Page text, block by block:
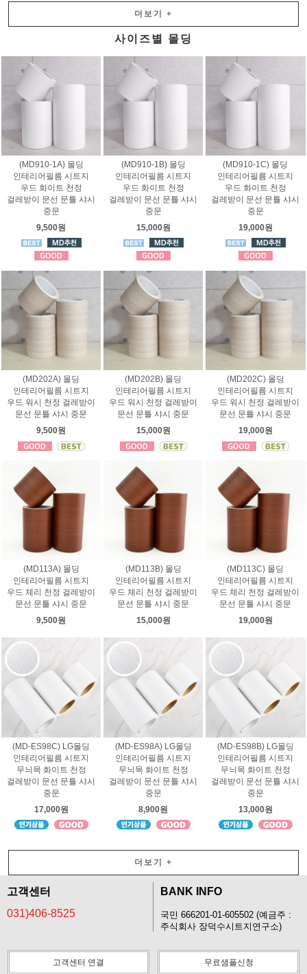
더보기 +
사이즈별 몰딩
(MD910-1A) 몰딩
인테리어필름 시트지
우드 화이트 천정
걸레받이 문선 문틀 샤시
중문
9,500원
(MD910-1B) 몰딩
인테리어필름 시트지
우드 화이트 천정
걸레받이 문선 문틀 샤시
중문
15,000원
(MD910-1C) 몰딩
인테리어필름 시트지
우드 화이트 천정
걸레받이 문선 문틀 샤시
중문
19,000원
(MD202A) 몰딩
인테리어필름 시트지
우드 워시 천정 걸레받이
문선 문틀 샤시 중문
9,500원
(MD202B) 몰딩
인테리어필름 시트지
우드 워시 천정 걸레받이
문선 문틀 샤시 중문
15,000원
(MD202C) 몰딩
인테리어필름 시트지
우드 워시 천정 걸레받이
문선 문틀 샤시 중문
19,000원
(MD113A) 몰딩
인테리어필름 시트지
우드 체리 천정 걸레받이
문선 문틀 샤시 중문
9,500원
(MD113B) 몰딩
인테리어필름 시트지
우드 체리 천정 걸레받이
문선 문틀 샤시 중문
15,000원
(MD113C) 몰딩
인테리어필름 시트지
우드 체리 천정 걸레받이
문선 문틀 샤시 중문
19,000원
(MD-ES98C) LG몰딩
인테리어필름 시트지
무늬목 화이트 천정
걸레받이 문선 문틀 샤시
중문
17,000원
(MD-ES98A) LG몰딩
인테리어필름 시트지
무늬목 화이트 천정
걸레받이 문선 문틀 샤시
중문
8,900원
(MD-ES98B) LG몰딩
인테리어필름 시트지
무늬목 화이트 천정
걸레받이 문선 문틀 샤시
중문
13,000원
더보기 +
고객센터
031)406-8525
BANK INFO
국민 666201-01-605502 (예금주 :
주식회사 장덕수시트지연구소)
고객센터 연결 무료샘플신청